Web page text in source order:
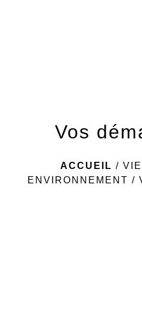
Vos
ACCUEIL /
ENVIRONNEMENT /